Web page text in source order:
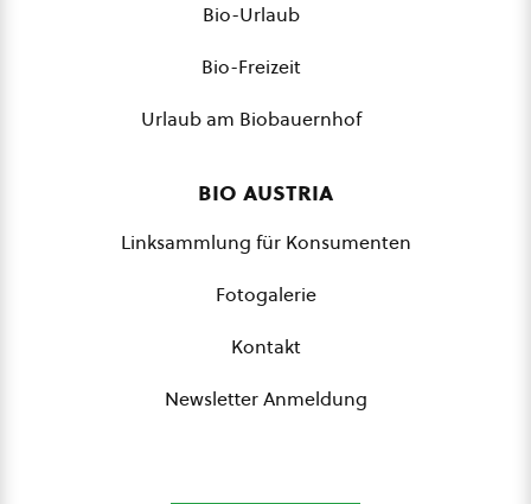
Bio-Urlaub
Bio-Freizeit
Urlaub am Biobauernhof
bio austria
Linksammlung für Konsumenten
Fotogalerie
Kontakt
Newsletter Anmeldung